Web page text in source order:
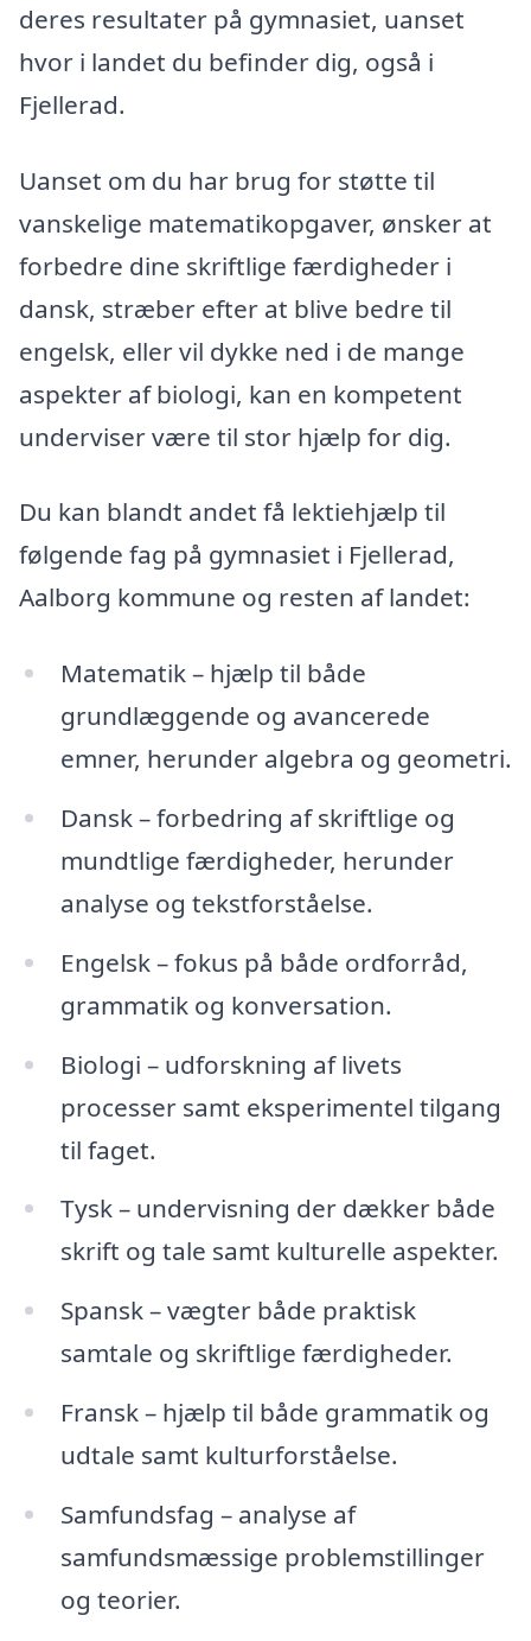
deres resultater på gymnasiet, uanset
hvor i landet du befinder dig, også i
Fjellerad.
Uanset om du har brug for støtte til
vanskelige matematikopgaver, ønsker at
forbedre dine skriftlige færdigheder i
dansk, stræber efter at blive bedre til
engelsk, eller vil dykke ned i de mange
aspekter af biologi, kan en kompetent
underviser være til stor hjælp for dig.
Du kan blandt andet få lektiehjælp til
følgende fag på gymnasiet i Fjellerad,
Aalborg kommune og resten af landet:
Matematik – hjælp til både
grundlæggende og avancerede
emner, herunder algebra og geometri.
Dansk – forbedring af skriftlige og
mundtlige færdigheder, herunder
analyse og tekstforståelse.
Engelsk – fokus på både ordforråd,
grammatik og konversation.
Biologi – udforskning af livets
processer samt eksperimentel tilgang
til faget.
Tysk – undervisning der dækker både
skrift og tale samt kulturelle aspekter.
Spansk – vægter både praktisk
samtale og skriftlige færdigheder.
Fransk – hjælp til både grammatik og
udtale samt kulturforståelse.
Samfundsfag – analyse af
samfundsmæssige problemstillinger
og teorier.